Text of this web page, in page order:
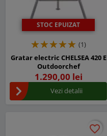
STOC EPUIZAT
(1)
Gratar electric CHELSEA 420 E
Outdoorchef
1.290,00 lei
Vezi detalii
favorite_border
favorite_border